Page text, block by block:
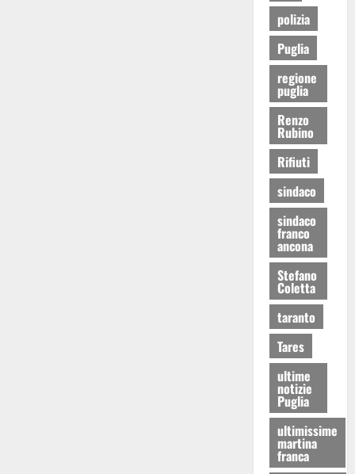
polizia
Puglia
regione
puglia
Renzo
Rubino
Rifiuti
sindaco
sindaco
franco
ancona
Stefano
Coletta
taranto
Tares
ultime
notizie
Puglia
ultimissime
martina
franca